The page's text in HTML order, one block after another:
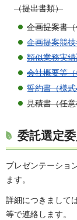
（提出書類）
企画提案書
企画提案競
類似業務実
会社概要等
誓約書（様
見積書（任
委託選定
プレゼンテーショ
ます。
詳細につきまして
等で連絡します。